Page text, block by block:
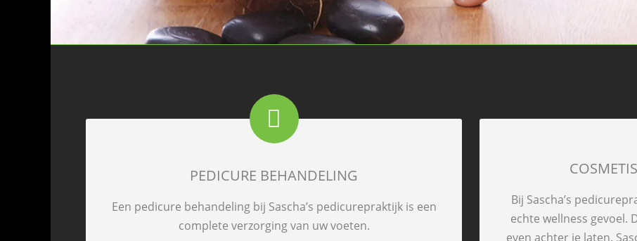
PEDICURE BEHANDELING
Een pedicure behandeling bij Sascha’s pedicurepraktijk is een
complete verzorging van uw voeten.
Bij Sascha’s
echte wellness gevoel.
even achter je laten.